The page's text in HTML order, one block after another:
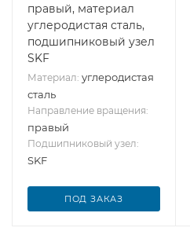
правый, материал
углеродистая сталь,
подшипниковый узел
SKF
Материал: углеродистая
сталь
Направление вращения:
правый
Подшипниковый узел:
SKF
ПОД ЗАКАЗ